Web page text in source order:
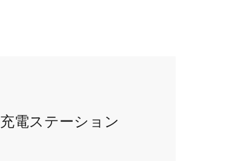
充電ステーション